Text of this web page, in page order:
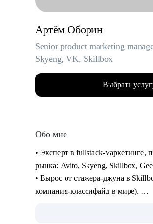
Артём Оборин
Senior product marketing
Skyeng, VK, Skillbox
Выбрать
Обо мне
• Эксперт в fullstack-маркетинге,
рынка: Avito, Skyeng, Skillbox,
• Вырос от стажера-джуна в
компания-классифайд в мире).